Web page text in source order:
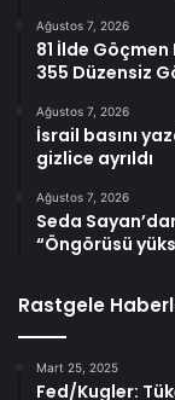
Ağustos 7, 2026
81 İlde
355 Düzensiz
Ağustos 7, 2026
İsrail basını
gizlice ayrıldı
Ağustos 7, 2026
Seda
“Öngörüsü
Rastgele
Mart 25, 2025
Fed/Kugler: